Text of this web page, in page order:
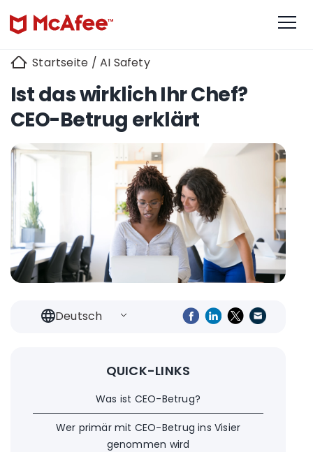
Startseite / AI Safety
Ist das wirklich Ihr Chef?
CEO-Betrug erklärt
Deutsch
QUICK-LINKS
Was ist CEO-Betrug?
Wer primär mit CEO-Betrug ins Visier
genommen wird